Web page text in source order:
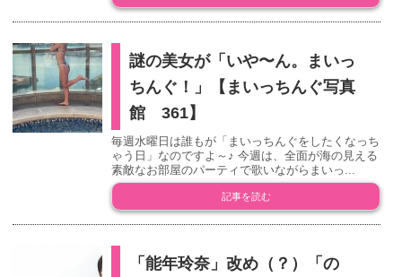
謎の美女が「いや〜ん。まいっ
ちんぐ！」【まいっちんぐ写真
館 361】
毎週水曜日は誰もが「まいっちんぐをしたくなっち
ゃう日」なのですよ～♪ 今週は、全面が海の見える
素敵なお部屋のパーティで歌いながらまいっ...
記事を読む
「能年玲奈」改め（？）「の